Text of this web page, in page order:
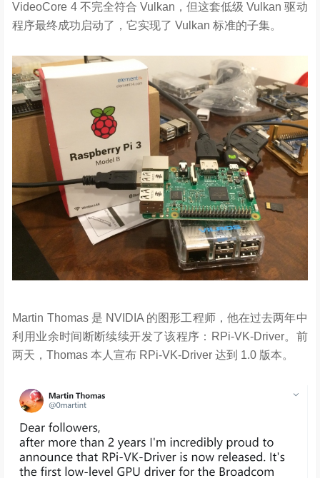
VideoCore 4 不完全符合 Vulkan，但这套低级 Vulkan 驱动
程序最终成功启动了，它实现了 Vulkan 标准的子集。
Martin Thomas 是 NVIDIA 的图形工程师，他在过去两年中
利用业余时间断断续续开发了该程序：RPi-VK-Driver。前
两天，Thomas 本人宣布 RPi-VK-Driver 达到 1.0 版本。